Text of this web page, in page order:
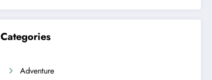
Categories
Adventure